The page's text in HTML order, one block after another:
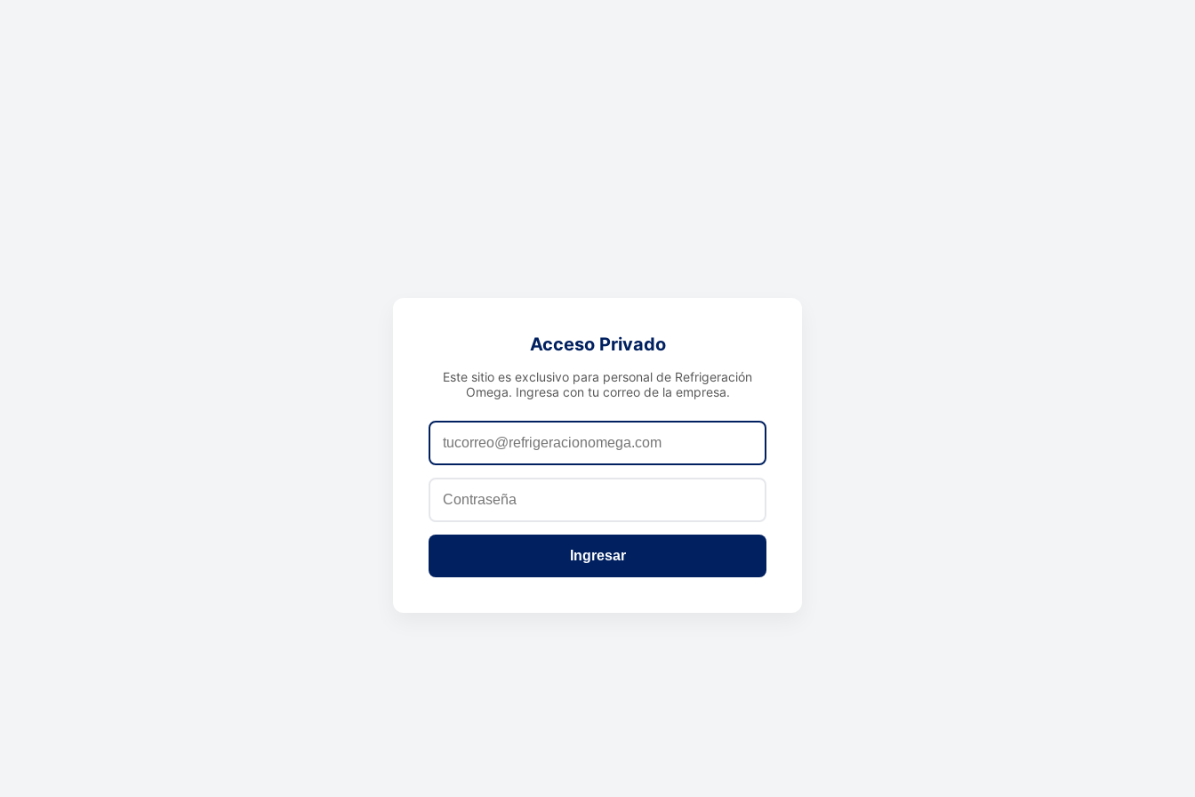
Acceso Privado
Este sitio es exclusivo para personal de Refrigeración
Omega. Ingresa con tu correo de la empresa.
Ingresar